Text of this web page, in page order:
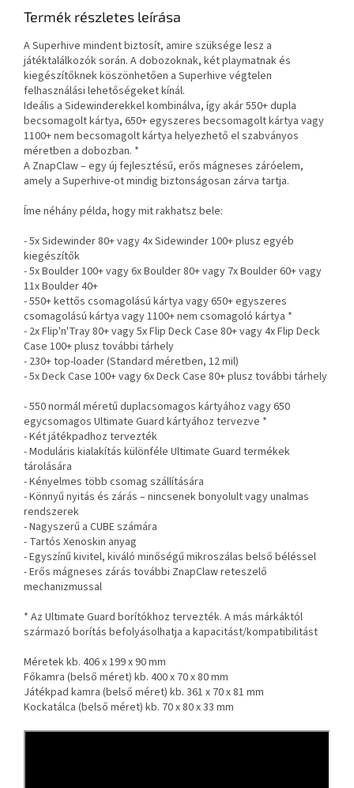
Termék részletes leírása
A Superhive mindent biztosít, amire szüksége lesz a
játéktalálkozók során. A dobozoknak, két playmatnak és
kiegészítőknek köszönhetően a Superhive végtelen
felhasználási lehetőségeket kínál.
Ideális a Sidewinderekkel kombinálva, így akár 550+ dupla
becsomagolt kártya, 650+ egyszeres becsomagolt kártya vagy
1100+ nem becsomagolt kártya helyezhető el szabványos
méretben a dobozban. *
A ZnapClaw – egy új fejlesztésű, erős mágneses záróelem,
amely a Superhive-ot mindig biztonságosan zárva tartja.
Íme néhány példa, hogy mit rakhatsz bele:
- 5x Sidewinder 80+ vagy 4x Sidewinder 100+ plusz egyéb
kiegészítők
- 5x Boulder 100+ vagy 6x Boulder 80+ vagy 7x Boulder 60+ vagy
11x Boulder 40+
- 550+ kettős csomagolású kártya vagy 650+ egyszeres
csomagolású kártya vagy 1100+ nem csomagoló kártya *
- 2x Flip'n'Tray 80+ vagy 5x Flip Deck Case 80+ vagy 4x Flip Deck
Case 100+ plusz további tárhely
- 230+ top-loader (Standard méretben, 12 mil)
- 5x Deck Case 100+ vagy 6x Deck Case 80+ plusz további tárhely
- 550 normál méretű duplacsomagos kártyához vagy 650
egycsomagos Ultimate Guard kártyához tervezve *
- Két játékpadhoz tervezték
- Moduláris kialakítás különféle Ultimate Guard termékek
tárolására
- Kényelmes több csomag szállítására
- Könnyű nyitás és zárás – nincsenek bonyolult vagy unalmas
rendszerek
- Nagyszerű a CUBE számára
- Tartós Xenoskin anyag
- Egyszínű kivitel, kiváló minőségű mikroszálas belső béléssel
- Erős mágneses zárás további ZnapClaw reteszelő
mechanizmussal
* Az Ultimate Guard borítókhoz tervezték. A más márkáktól
származó borítás befolyásolhatja a kapacitást/kompatibilitást
Méretek kb. 406 x 199 x 90 mm
Főkamra (belső méret) kb. 400 x 70 x 80 mm
Játékpad kamra (belső méret) kb. 361 x 70 x 81 mm
Kockatálca (belső méret) kb. 70 x 80 x 33 mm